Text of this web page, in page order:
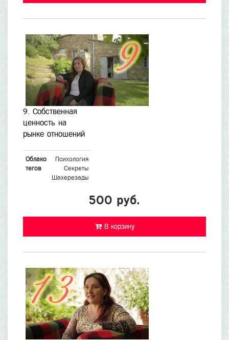
9. Собственная
ценность на
рынке отношений
Облако
тегов
Психология
Секреты
Шахерезады
500 руб.
В корзину